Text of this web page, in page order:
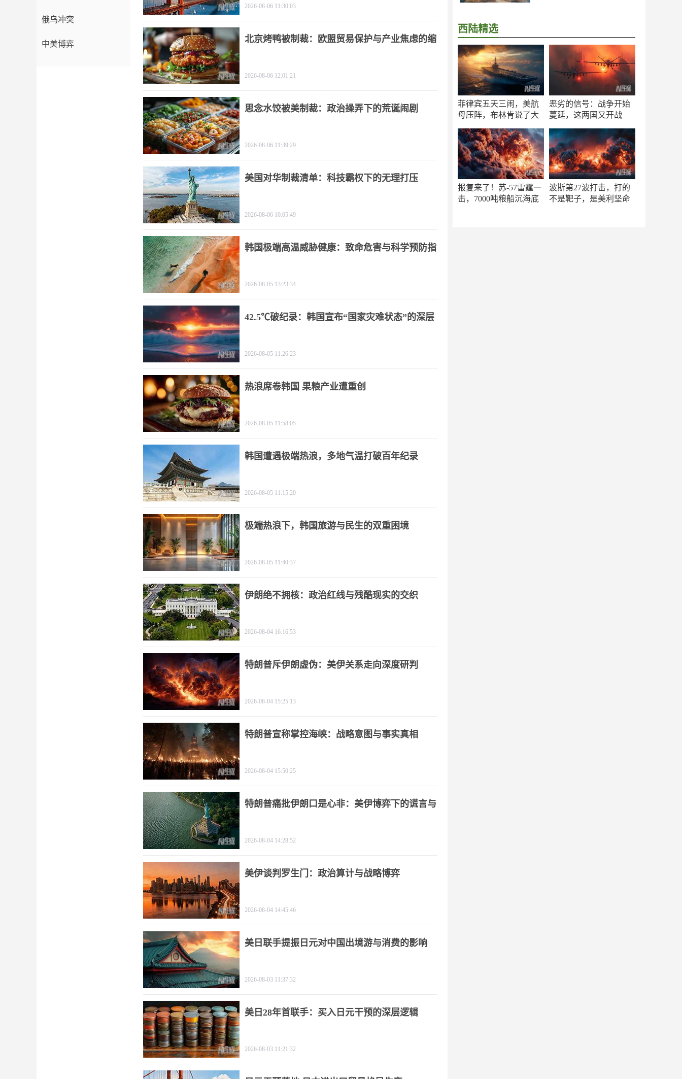
西陆精选
菲律宾五天三闹，美航
母压阵，布林肯说了大
恶劣的信号：战争开始
蔓延，这两国又开战
报复来了！苏-57雷霆一
击，7000吨粮船沉海底
波斯第27波打击，打的
不是靶子，是美利坚命
俄乌冲突
中美博弈
2026-08-06 11:30:03
北京烤鸭被制裁：欧盟贸易保护与产业焦虑的缩
2026-08-06 12:01:21
思念水饺被美制裁：政治操弄下的荒诞闹剧
2026-08-06 11:39:29
美国对华制裁清单：科技霸权下的无理打压
2026-08-06 10:05:49
韩国极端高温威胁健康：致命危害与科学预防指
2026-08-05 13:23:34
42.5℃破纪录：韩国宣布“国家灾难状态”的深层
2026-08-05 11:26:23
热浪席卷韩国 果粮产业遭重创
2026-08-05 11:58:05
韩国遭遇极端热浪，多地气温打破百年纪录
2026-08-05 11:15:20
极端热浪下，韩国旅游与民生的双重困境
2026-08-05 11:40:37
伊朗绝不拥核：政治红线与残酷现实的交织
2026-08-04 16:16:53
特朗普斥伊朗虚伪：美伊关系走向深度研判
2026-08-04 15:25:13
特朗普宣称掌控海峡：战略意图与事实真相
2026-08-04 15:50:25
特朗普痛批伊朗口是心非：美伊博弈下的谎言与
2026-08-04 14:28:52
美伊谈判罗生门：政治算计与战略博弈
2026-08-04 14:45:46
美日联手提振日元对中国出境游与消费的影响
2026-08-03 11:37:32
美日28年首联手：买入日元干预的深层逻辑
2026-08-03 11:21:32